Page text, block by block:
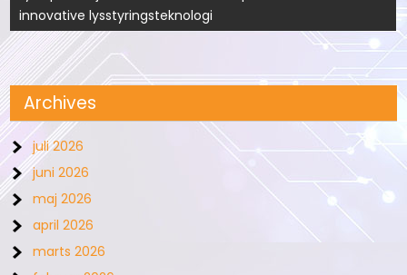
innovative lysstyringsteknologi
Archives
juli 2026
juni 2026
maj 2026
april 2026
marts 2026